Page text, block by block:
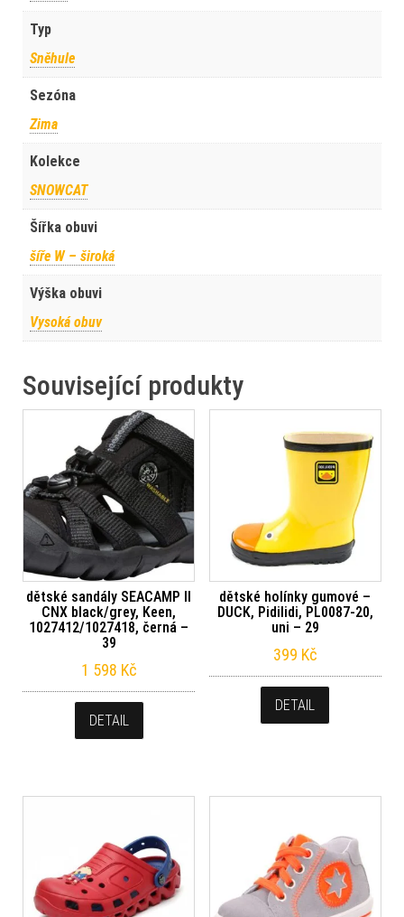
Typ
Sněhule
Sezóna
Zima
Kolekce
SNOWCAT
Šířka obuvi
šíře W – široká
Výška obuvi
Vysoká obuv
Související produkty
dětské sandály SEACAMP II
CNX black/grey, Keen,
1027412/1027418, černá –
39
1 598 Kč
DETAIL
dětské holínky gumové –
DUCK, Pidilidi, PL0087-20,
uni – 29
399 Kč
DETAIL